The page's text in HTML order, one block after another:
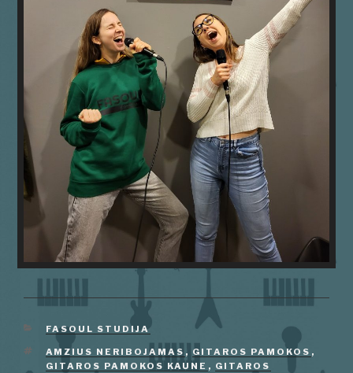
KATEGORIJOS
FASOUL STUDIJA
ŽYMOS
AMZIUS NERIBOJAMAS , GITAROS PAMOKOS ,
GITAROS PAMOKOS KAUNE , GITAROS